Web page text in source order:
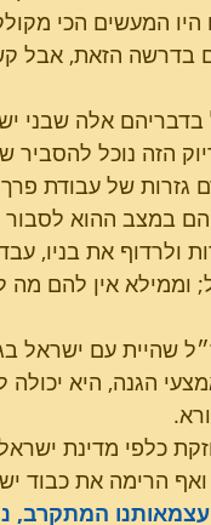
המעשים הכי
בדרשה הזאת, אבל
בדבריהם אלה שבני
הזה נוכל
גזרות של עבודת
במצב ההוא לסבור
ולרדוף את בניו,
וממילא אין להם
שהיית עם ישראל
הגנה, היא יכולה
כלפי מדינת
הרימה את כבוד
המתקרב,